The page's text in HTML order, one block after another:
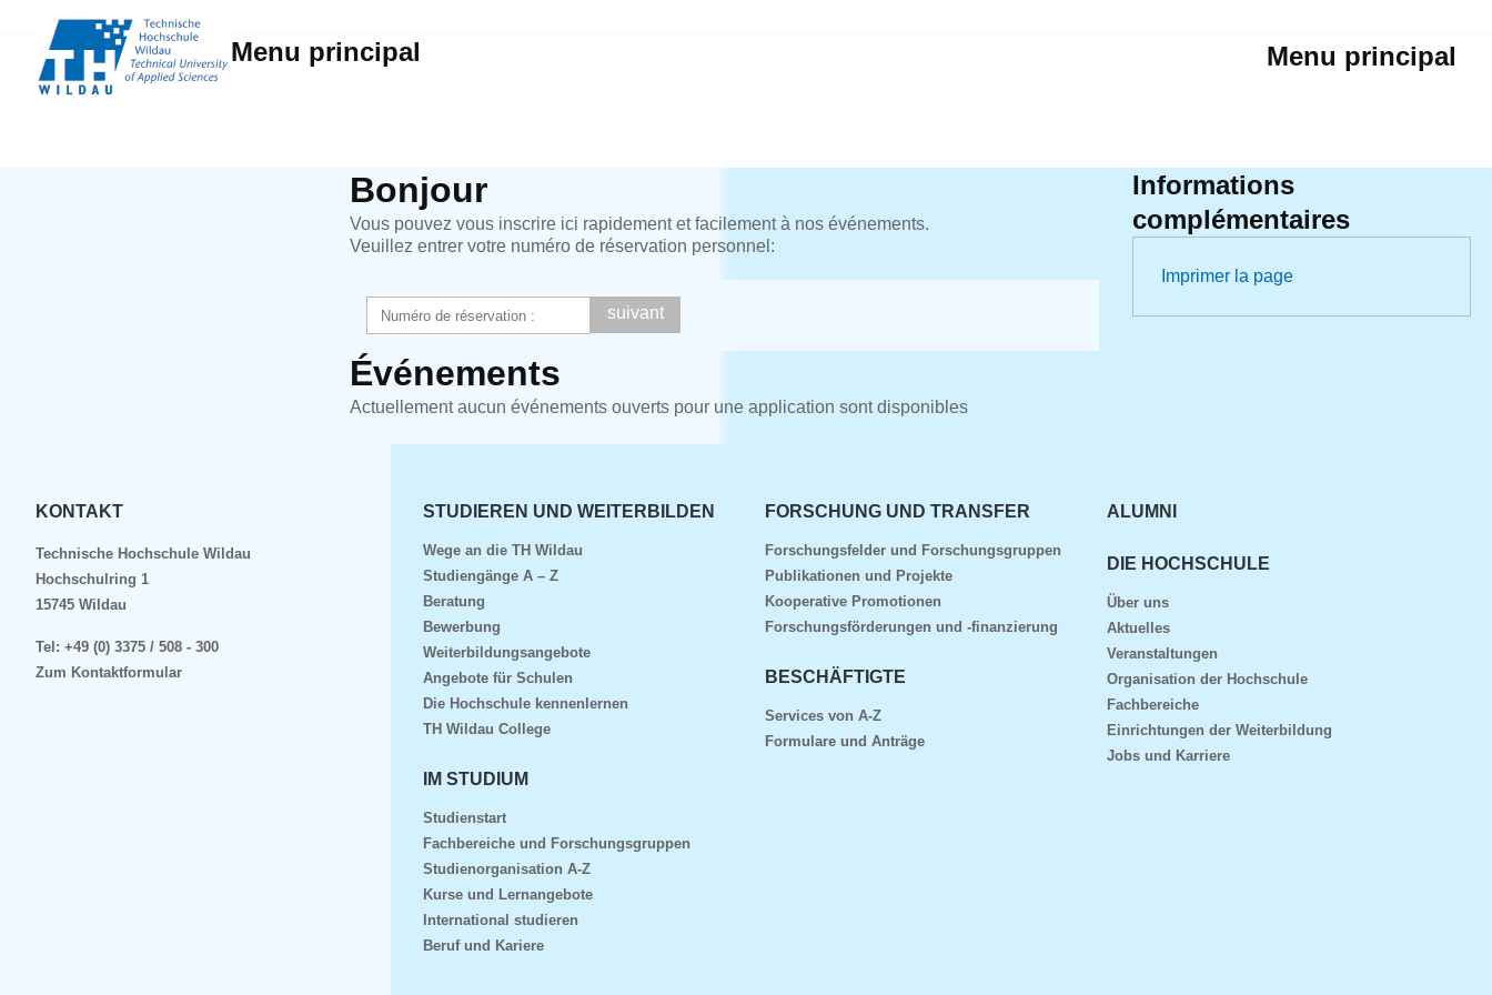
Menu principal
Menu principal
Bonjour
Vous pouvez vous inscrire ici rapidement et facilement à nos événements.
Veuillez entrer votre numéro de réservation personnel:
Événements
Actuellement aucun événements ouverts pour une application sont disponibles
Informations
complémentaires
Imprimer la page
KONTAKT
Technische Hochschule Wildau
Hochschulring 1
15745 Wildau
Tel: +49 (0) 3375 / 508 - 300
Zum Kontaktformular
STUDIEREN UND WEITERBILDEN
Wege an die TH Wildau
Studiengänge A – Z
Beratung
Bewerbung
Weiterbildungsangebote
Angebote für Schulen
Die Hochschule kennenlernen
TH Wildau College
IM STUDIUM
Studienstart
Fachbereiche und Forschungsgruppen
Studienorganisation A-Z
Kurse und Lernangebote
International studieren
Beruf und Kariere
FORSCHUNG UND TRANSFER
Forschungsfelder und Forschungsgruppen
Publikationen und Projekte
Kooperative Promotionen
Forschungsförderungen und -finanzierung
BESCHÄFTIGTE
Services von A-Z
Formulare und Anträge
ALUMNI
DIE HOCHSCHULE
Über uns
Aktuelles
Veranstaltungen
Organisation der Hochschule
Fachbereiche
Einrichtungen der Weiterbildung
Jobs und Karriere